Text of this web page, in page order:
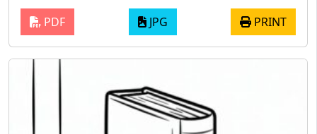
PDF JPG PRINT